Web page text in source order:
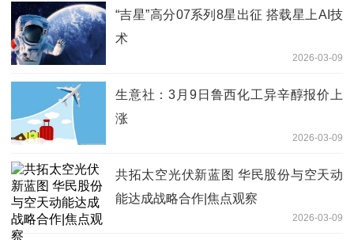
“吉星”高分07系列8星出征 搭载星上AI技
术
2026-03-09
生意社：3月9日鲁西化工异辛醇报价上
涨
2026-03-09
共拓太空光伏新蓝图 华民股份与空天动
能达成战略合作|焦点观察
2026-03-09